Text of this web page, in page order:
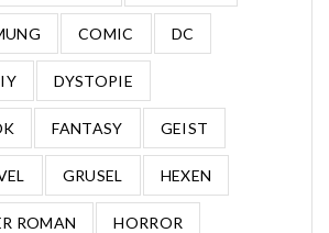
COMIC DC
DYSTOPIE
FANTASY GEIST
GRUSEL HEXEN
ROMAN HORROR